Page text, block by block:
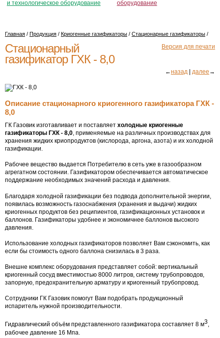
и технологическое оборудование
оборудование
Главная / Продукция / Криогенные газификаторы / Стационарные газификаторы /
Версия для печати
Стационарный
газификатор ГХК - 8,0
←назад далее →
Описание стационарного криогенного газификатора ГХК -
8,0
ГК Газовик изготавливает и поставляет холодные криогенные
газификаторы ГХК - 8,0, применяемые на различных производствах для
хранения жидких криопродуктов (кислорода, аргона, азота) и их холодной
газификации.
Рабочее вещество выдается Потребителю в сеть уже в газообразном
агрегатном состоянии. Газификатором обеспечивается автоматическое
поддержание необходимых значений расхода и давления.
Благодаря холодной газификации без подвода дополнительной энергии,
появилась возможность газоснабжения (хранения и выдачи) жидких
криогенных продуктов без реципиентов, газификационных установок и
баллонов. Газификаторы удобнее и экономичнее баллонов высокого
давления.
Использование холодных газификаторов позволяет Вам сэкономить, как
если бы стоимость одного баллона снизилась в 3 раза.
Внешне комплекс оборудования представляет собой: вертикальный
криогенный сосуд вместимостью 8000 литров, систему трубопроводов,
запорную, предохранительную арматуру и криогенный трубопровод.
Сотрудники ГК Газовик помогут Вам подобрать продукционный
испаритель нужной производительности.
Гидравлический объём представленного газификатора составляет 8 м3,
рабочее давление 16 Мпа.